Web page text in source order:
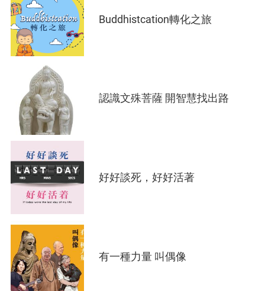
Buddhistcation轉化之旅
認識文殊菩薩 開智慧找出路
好好談死，好好活著
有一種力量 叫偶像